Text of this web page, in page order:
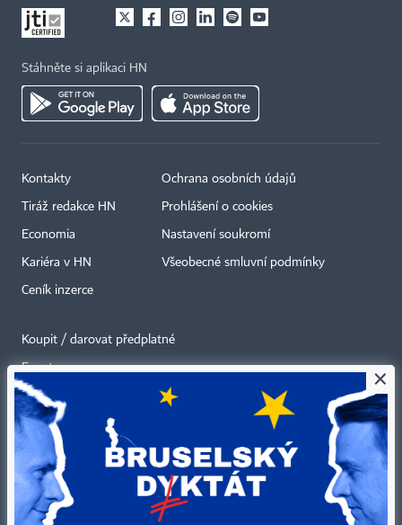
Stáhněte si aplikaci HN
Kontakty
Tiráž redakce HN
Economia
Kariéra v HN
Ceník inzerce
Ochrana osobních údajů
Prohlášení o cookies
Nastavení soukromí
Všeobecné smluvní podmínky
Koupit / darovat předplatné
Eventy
Newslettery
RSS kanály
Autorská práva vykonává vydavatel. Bez písemného svolení vydavatele je
zakázáno jakékoli užití částí nebo celku díla, zejména rozmnožování a šíření
jakýmkoli způsobem, mechanickým nebo elektronickým, v českém nebo
×